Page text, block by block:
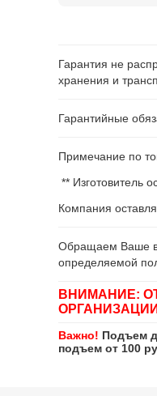
Гарантия не
хранения и
Гарантийные
Примечание по
** Изготовитель
Компания
Обращаем Ваше
определяемой
ВНИМАНИЕ:
Важно! Подъем
подъем от 100